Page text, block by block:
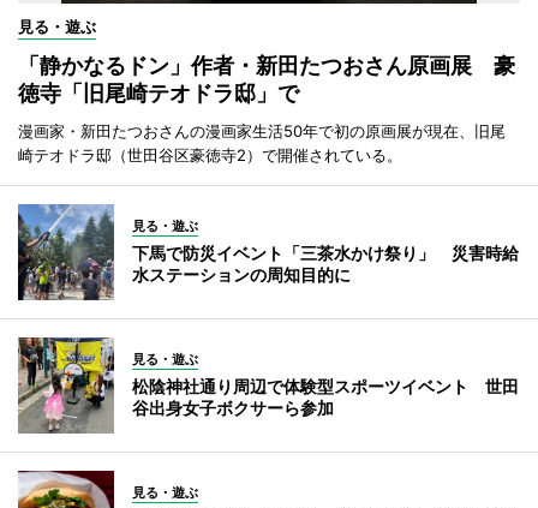
見る・遊ぶ
「静かなるドン」作者・新田たつおさん原画展 豪
徳寺「旧尾崎テオドラ邸」で
漫画家・新田たつおさんの漫画家生活50年で初の原画展が現在、旧尾
崎テオドラ邸（世田谷区豪徳寺2）で開催されている。
見る・遊ぶ
下馬で防災イベント「三茶水かけ祭り」 災害時給
水ステーションの周知目的に
見る・遊ぶ
松陰神社通り周辺で体験型スポーツイベント 世田
谷出身女子ボクサーら参加
見る・遊ぶ